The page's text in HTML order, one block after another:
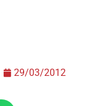
29/03/2012